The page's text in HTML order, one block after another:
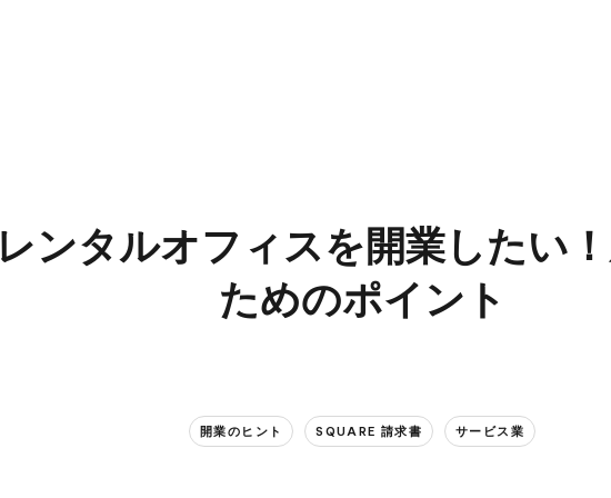
レンタルオフィスを​開業したい
ための​ポイント
開業の​ヒント SQUARE 請求書 サービス業